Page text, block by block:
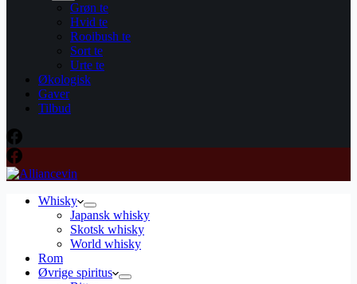
Grøn te
Hvid te
Rooibush te
Sort te
Urte te
Økologisk
Gaver
Tilbud
Whisky
Japansk whisky
Skotsk whisky
World whisky
Rom
Øvrige spiritus